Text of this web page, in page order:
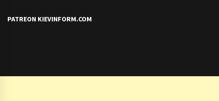
PATREON KIEVINFORM.COM